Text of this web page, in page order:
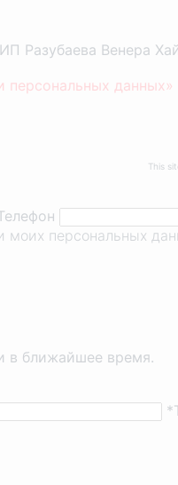
Разубаева Венера
персональных данных»
This
моих персональных
в ближайшее время.